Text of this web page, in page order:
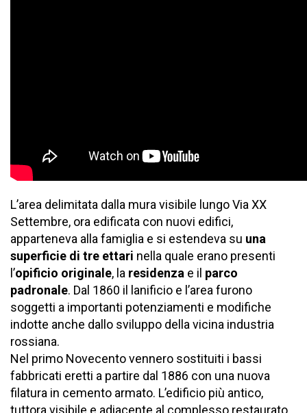
L’area delimitata dalla mura visibile lungo Via XX
Settembre, ora edificata con nuovi edifici,
apparteneva alla famiglia e si estendeva su una
superficie di tre ettari nella quale erano presenti
l’opificio originale, la residenza e il parco
padronale. Dal 1860 il lanificio e l’area furono
soggetti a importanti potenziamenti e modifiche
indotte anche dallo sviluppo della vicina industria
rossiana.
Nel primo Novecento vennero sostituiti i bassi
fabbricati eretti a partire dal 1886 con una nuova
filatura in cemento armato. L’edificio più antico,
tuttora visibile e adiacente al complesso restaurato,